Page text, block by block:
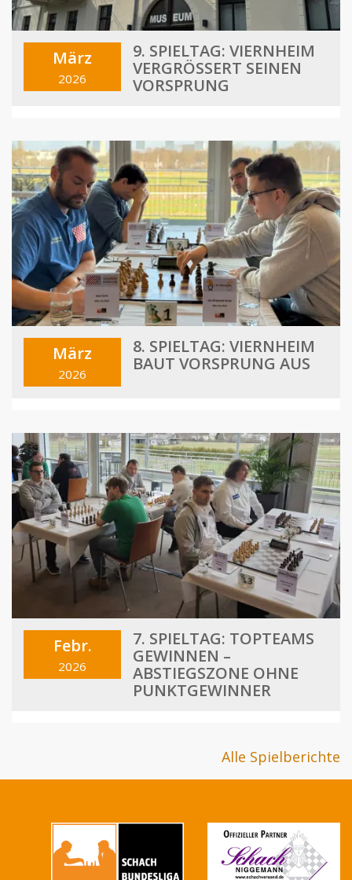
März
2026
9. SPIELTAG: VIERNHEIM
VERGRÖSSERT SEINEN V
ORSPRUNG
März
2026
8. SPIELTAG: VIERNHEIM
BAUT VORSPRUNG AUS
Febr.
2026
7. SPIELTAG: TOPTEAMS
GEWINNEN –
ABSTIEGSZONE OHNE
PUNKTGEWINNER
Alle Spielberichte